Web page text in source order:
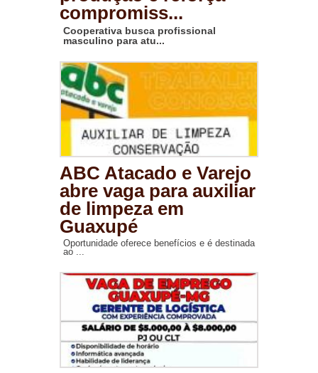
compromiss...
Cooperativa busca profissional
masculino para atu...
ABC Atacado e Varejo
abre vaga para auxiliar
de limpeza em
Guaxupé
Oportunidade oferece benefícios e é destinada
ao ...